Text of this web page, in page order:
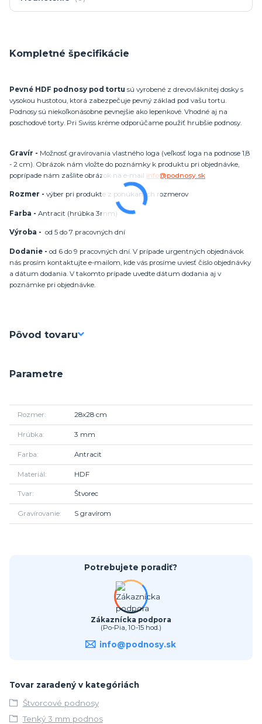
Kompletné špecifikácie
Pevné HDF podnosy pod tortu sú vyrobené z drevovláknitej dosky s
vysokou hustotou, ktorá zabezpečuje pevný základ pod vašu tortu.
Podnosy sú niekoľkonásobne pevnejšie ako lepenkové. Vhodné aj na
poschodové torty. Pri Swiss kréme odporúčame použiť hrubšie podnosy.
Gravír - Možnosť gravírovania vlastného loga (veľkosť loga na podnose 1,8
- 2 cm). Obrázok nám vložte do poznámky k produktu pri objednávke,
poprípade nám zašlite obrázok na e-mail info@podnosy.sk
Rozmer - výber pri produkte z ponúkaných rozmerov
Farba - Antracit (hrúbka 3mm)
Výroba - od 5 do 7 pracovných dní
Dodanie - od 6 do 9 pracovných dní. V prípade urgentných objednávok
nás prosím kontaktujte e-mailom, kde vás prosíme uviesť číslo objednávky
a dátum dodania. V takomto prípade uvedte dátum dodania aj v
poznámke pri objednávke.
Pôvod tovaru
Parametre
Rozmer 28x28 cm
Hrúbka 3 mm
Farba Antracit
Materiál HDF
Tvar Štvorec
Gravírovanie S gravírom
Potrebujete poradiť?
Zákaznícka podpora
(Po-Pia, 10-15 hod.)
info@podnosy.sk
Tovar zaradený v kategóriách
Štvorcové podnosy
Tenký 3 mm podnos